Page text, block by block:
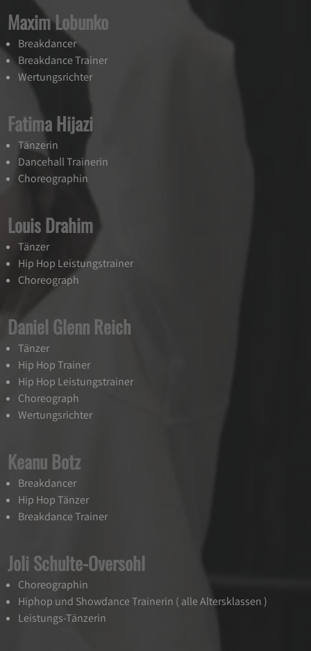
Maxim Lobunko
Breakdancer
Breakdance Trainer
Wertungsrichter
Fatima Hijazi
Tänzerin
Dancehall Trainerin
Choreographin
Louis Drahim
Tänzer
Hip Hop Leistungstrainer
Choreograph
Daniel Glenn Reich
Tänzer
Hip Hop Trainer
Hip Hop Leistungstrainer
Choreograph
Wertungsrichter
Keanu Botz
Breakdancer
Hip Hop Tänzer
Breakdance Trainer
Joli Schulte-Oversohl
Choreographin
Hiphop und Showdance Trainerin ( alle Altersklassen )
Leistungs-Tänzerin